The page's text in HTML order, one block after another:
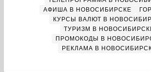
АФИША В НОВОСИБИРСКЕ
КУРСЫ ВАЛЮТ В
ТУРИЗМ В
ПРОМОКОДЫ В
РЕКЛАМА В